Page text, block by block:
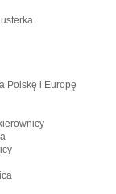
Polskę i Europę